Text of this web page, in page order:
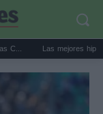
Las mejores hipotecas